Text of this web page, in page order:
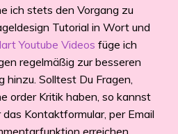
ich stets den Vorgang zu
Tutorial in Wort und
Youtube Videos füge ich
regelmäßig zur besseren
hinzu. Solltest Du Fragen,
order Kritik haben, so kannst
Kontaktformular, per Email
erreichen.